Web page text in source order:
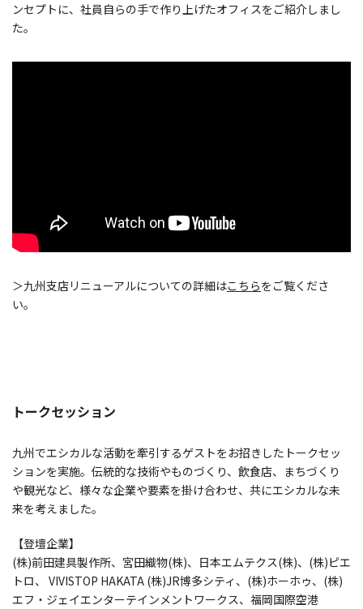
ンセプトに、社員自らの手で作り上げたオフィスをご紹介しまし
た。
＞九州支店リニューアルについての詳細はこちらをご覧くださ
い。
トークセッション
九州でエシカルな活動を牽引するゲストをお招きしたトークセッ
ションを実施。伝統的な技術やものづくり、飲食店、まちづくり
や観光など、様々な企業や要素を掛け合わせ、共にエシカルな未
来を考えました。
【登壇企業】
(株)前田建具製作所、宮田織物(株)、日本エムテクス(株)、(株)ピエ
トロ、 VIVISTOP HAKATA (株)JR博多シティ、(株)ホーホゥ、(株)
エフ・ジェイエンターテインメントワークス、福岡国際空港